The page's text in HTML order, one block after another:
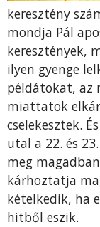
keresztény
mondja Pál
keresztények,
ilyen gyenge
példátokat, az
miattatok
cselekesztek.
utal a 22. és
meg
kárhoztatja
kételkedik, ha
hitből eszik.